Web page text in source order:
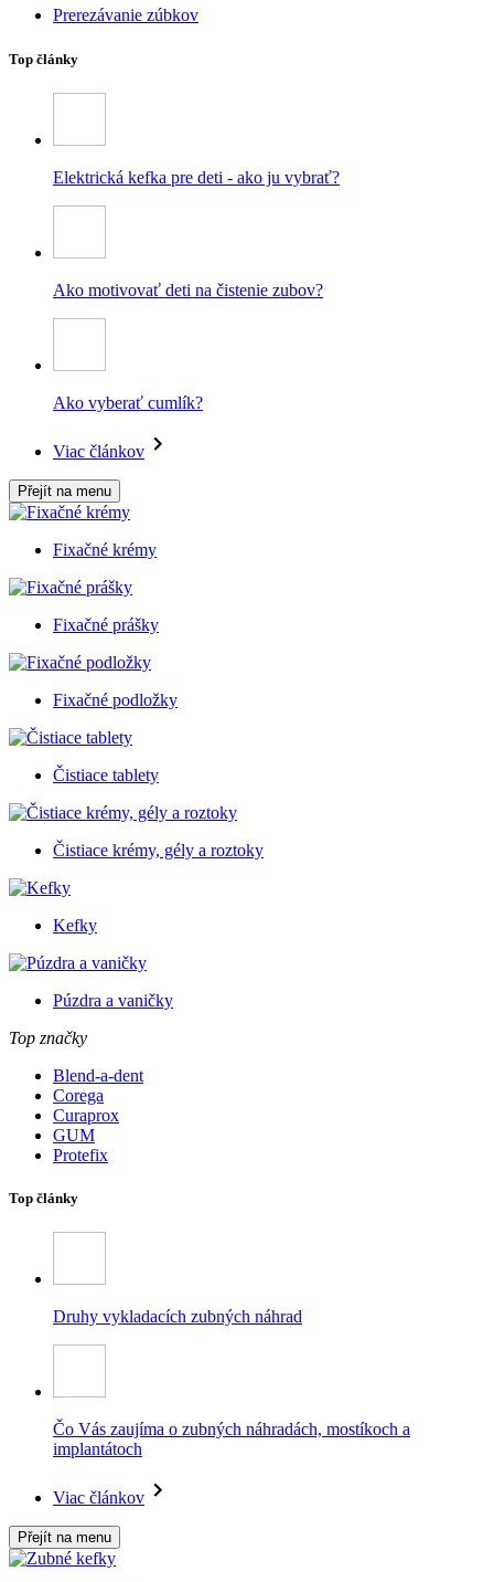
Prerezávanie zúbkov
Top články
Elektrická kefka pre deti - ako ju vybrať?
Ako motivovať deti na čistenie zubov?
Ako vyberať cumlík?
Viac článkov
Přejít na menu
Fixačné krémy
Fixačné prášky
Fixačné podložky
Čistiace tablety
Čistiace krémy, gély a roztoky
Kefky
Púzdra a vaničky
Top značky
Blend-a-dent
Corega
Curaprox
GUM
Protefix
Top články
Druhy vykladacích zubných náhrad
Čo Vás zaujíma o zubných náhradách, mostíkoch a
implantátoch
Viac článkov
Přejít na menu